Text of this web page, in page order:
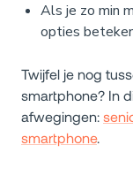
Als je zo min
opties
Twijfel je nog
smartphone? In
afwegingen:
smartphone.